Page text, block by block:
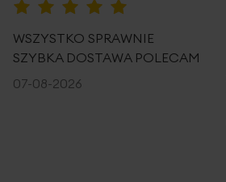
WSZYSTKO SPRAWNIE
SZYBKA DOSTAWA POLECAM
07-08-2026